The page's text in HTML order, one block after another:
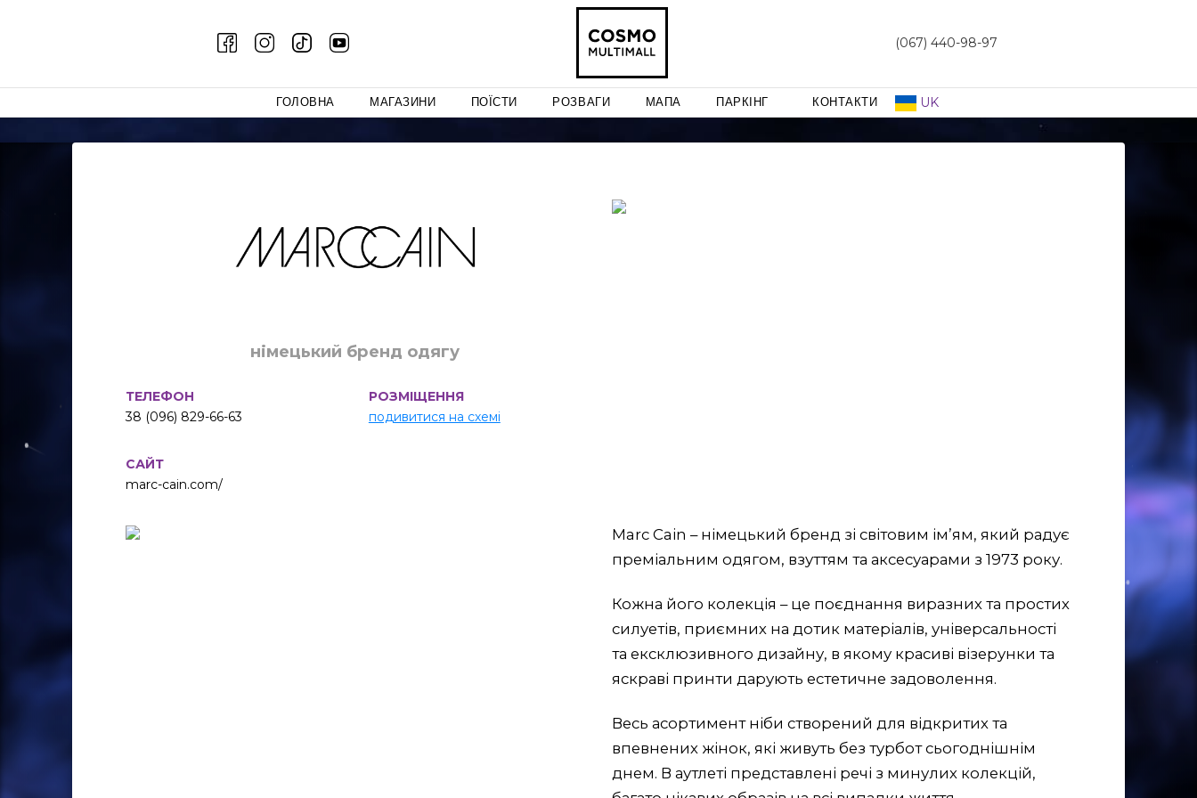
(067) 440-98-97
ГОЛОВНА МАГАЗИНИ ПОЇСТИ РОЗВАГИ МАПА ПАРКІНГ КОНТАКТИ UK
німецький бренд одягу
ТЕЛЕФОН
38 (096) 829-66-63
РОЗМІЩЕННЯ
подивитися на схемі
САЙТ
marc-cain.com/
Marc Cain – німецький бренд зі світовим ім’ям, який радує
преміальним одягом, взуттям та аксесуарами з 1973 року.
Кожна його колекція – це поєднання виразних та простих
силуетів, приємних на дотик матеріалів, універсальності
та ексклюзивного дизайну, в якому красиві візерунки та
яскраві принти дарують естетичне задоволення.
Весь асортимент ніби створений для відкритих та
впевнених жінок, які живуть без турбот сьогоднішнім
днем. В аутлеті представлені речі з минулих колекцій,